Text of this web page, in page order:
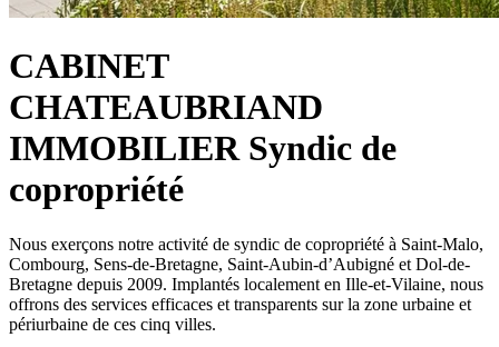
CABINET
CHATEAUBRIAND
IMMOBILIER Syndic de
copropriété
Nous exerçons notre activité de syndic de copropriété à Saint-Malo,
Combourg, Sens-de-Bretagne, Saint-Aubin-d’Aubigné et Dol-de-
Bretagne depuis 2009. Implantés localement en Ille-et-Vilaine, nous
offrons des services efficaces et transparents sur la zone urbaine et
périurbaine de ces cinq villes.